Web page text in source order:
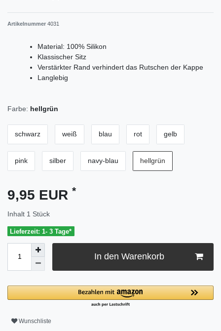
Artikelnummer 4031
Material: 100% Silikon
Klassischer Sitz
Verstärkter Rand verhindert das Rutschen der Kappe
Langlebig
Farbe: hellgrün
schwarz weiß blau rot gelb
pink silber navy-blau hellgrün
9,95 EUR *
Inhalt 1 Stück
Lieferzeit: 1- 3 Tage*
In den Warenkorb
Wunschliste